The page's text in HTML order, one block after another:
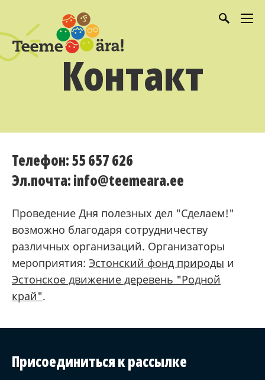
Контакт
Телефон: 55 657 626
Эл.почта: info@teemeara.ee
Проведение Дня полезных дел "Сделаем!"
возможно благодаря сотрудничеству
различных организаций. Организаторы
мероприятия: Эстонский фонд природы и
Эстонское движение деревень "Родной
край".
Присоединиться к рассылке